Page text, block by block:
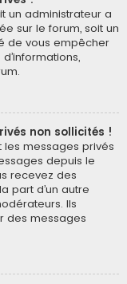
un administrateur a
sur le forum, soit un
de vous empêcher
non sollicités !
messages privés
depuis le
recevez des
part d’un autre
Ils
des messages